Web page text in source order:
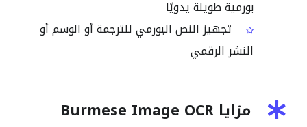
بورمية طويلة يدويًا
تجهيز النص البورمي للترجمة أو الوسم أو
النشر الرقمي
مزايا Burmese Image OCR